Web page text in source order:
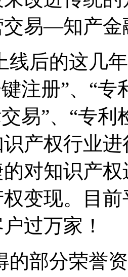
易—知产金
后的这几年
注册”、“专
易”、“专
产权行业
对知识产
变现。目
过万家！
部分荣誉资